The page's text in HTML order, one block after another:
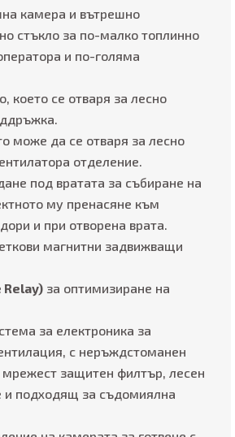
камера и вътрешно
стъкло за по-малко топлинно
и по-голяма
което се отваря за лесно
може да се отваря за лесно
отделение.
под вратата за събиране на
му пренасяне към
и при отворена врата.
магнитни задвижващи
Relay) за оптимизиране на
за електроника за
с неръждстоманен
защитен филтър, лесен
и подходящ за съдомиялна